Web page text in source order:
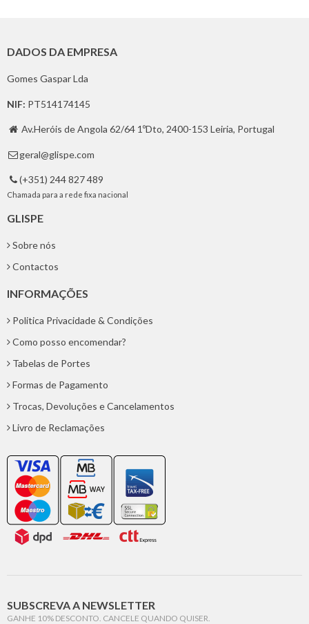
DADOS DA EMPRESA
Gomes Gaspar Lda
NIF: PT514174145
 Av.Heróis de Angola 62/64 1ºDto, 2400-153 Leiria, Portugal
 geral@glispe.com
 (+351) 244 827 489
Chamada para a rede fixa nacional
GLISPE
Sobre nós
Contactos
INFORMAÇÕES
Politica Privacidade & Condições
Como posso encomendar?
Tabelas de Portes
Formas de Pagamento
Trocas, Devoluções e Cancelamentos
Livro de Reclamações
SUBSCREVA A NEWSLETTER
GANHE 10% DESCONTO. CANCELE QUANDO QUISER.